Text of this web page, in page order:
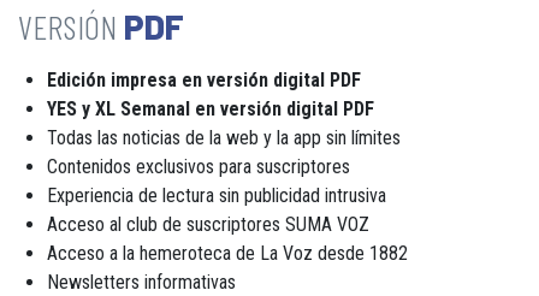
PDF
Edición impresa en versión digital PDF
YES y XL Semanal en versión digital PDF
Todas las noticias de la web y la app sin límites
Contenidos exclusivos para suscriptores
Experiencia de lectura sin publicidad intrusiva
Acceso al club de suscriptores SUMA VOZ
Acceso a la hemeroteca de La Voz desde 1882
Newsletters informativas